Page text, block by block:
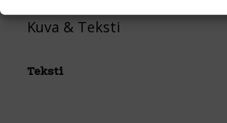
Kuva & Teksti
Teksti